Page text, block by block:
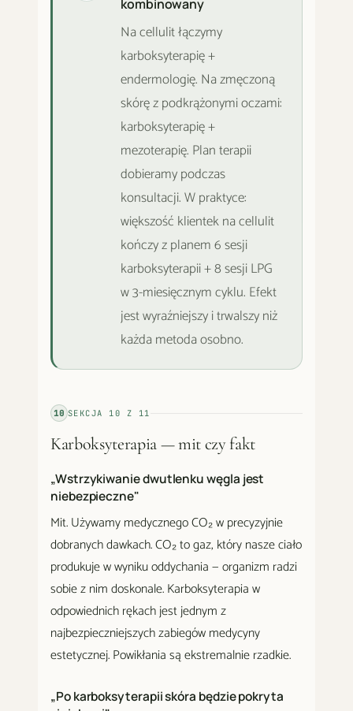
kombinowany
Na cellulit łączymy
karboksyterapię +
endermologię. Na zmęczoną
skórę z podkrążonymi oczami:
karboksyterapię +
mezoterapię. Plan terapii
dobieramy podczas
konsultacji. W praktyce:
większość klientek na cellulit
kończy z planem 6 sesji
karboksyterapii + 8 sesji LPG
w 3-miesięcznym cyklu. Efekt
jest wyraźniejszy i trwalszy niż
każda metoda osobno.
10 SEKCJA 10 Z 11
Karboksyterapia — mit czy fakt
„Wstrzykiwanie dwutlenku węgla jest
niebezpieczne"
Mit. Używamy medycznego CO₂ w precyzyjnie
dobranych dawkach. CO₂ to gaz, który nasze ciało
produkuje w wyniku oddychania — organizm radzi
sobie z nim doskonale. Karboksyterapia w
odpowiednich rękach jest jednym z
najbezpieczniejszych zabiegów medycyny
estetycznej. Powikłania są ekstremalnie rzadkie.
„Po karboksyterapii skóra będzie pokryta